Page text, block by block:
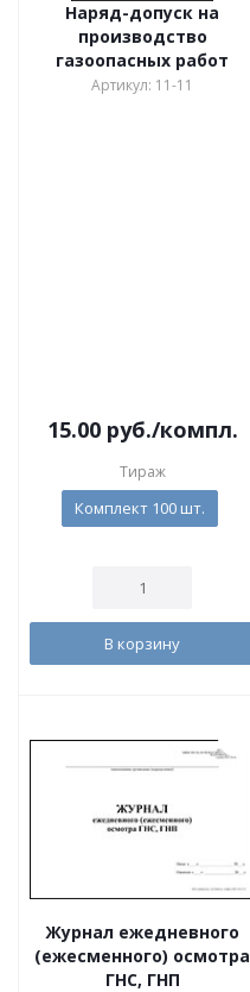
Наряд-допуск на
производство
газоопасных работ
Артикул: 11-11
15.00руб./компл.
Тираж
Комплект 100 шт.
В корзину
Журнал ежедневного
(ежесменного) осмотра
ГНС, ГНП